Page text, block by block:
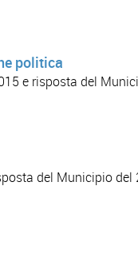
politica
e risposta del
del Municipio del